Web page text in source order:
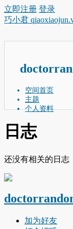
立即注册 登录
巧小君
空间首页
主题
个人资料
日志
还没有相关的日志
加为好友